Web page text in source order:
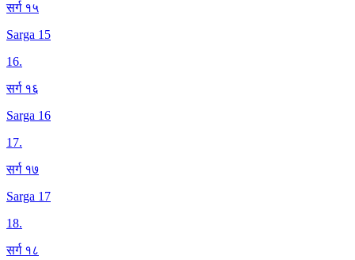
सर्ग १५
Sarga 15
16.
सर्ग १६
Sarga 16
17.
सर्ग १७
Sarga 17
18.
सर्ग १८